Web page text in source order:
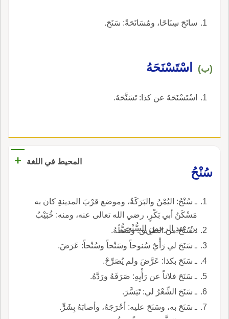
سانَحَ سِنَاحًا، ومُسَانَحَةً: سَنَحَ.
(ب) اسْتَسْنَحَهُ
اسْتَسْنَحَهُ عن كذا: تَسَنَّحَهُ.
المحيط في اللغة
+
سُنْحُ
ـ سُنْحُ: اليُمْنُ والبَرَكَةُ، وموضع قرْبَ المدينةِ كان به
مَسْكَنُ أبي بَكْرٍ، رضي الله تعالى عنه، ومنه: خُبَيْبُ
بنُ عبدِ الرحمنِ السُّنْحِيُّ.
ـ سُنْحُ من الطريق: وسَطُهُ.
ـ سَنَحَ لي رَأْيٌ سُنوحاً وسَنْحاً وسُنْحاً: عَرَضَ.
ـ سَنَحَ بكذا: عَرَّضَ ولم يُصَرِّحْ.
ـ سَنَحَ فلاناً عن رَأْيِهِ: صَرَفَهُ ورَدَّهُ.
ـ سَنَحَ الشِّعْرُ لي: تَيَسَّرَ.
ـ سَنَحَ به، وسَنَحَ عليه: أحْرَجَهُ، وأصابَهُ بِشَرٍّ.